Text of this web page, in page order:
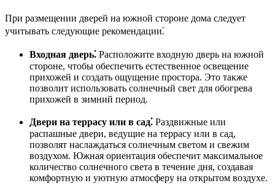
При размещении дверей на южной стороне дома следует
учитывать следующие рекомендации⁚
Входная дверь⁚ Расположите входную дверь на южной
стороне, чтобы обеспечить естественное освещение
прихожей и создать ощущение простора. Это также
позволит использовать солнечный свет для обогрева
прихожей в зимний период.
Двери на террасу или в сад⁚ Раздвижные или
распашные двери, ведущие на террасу или в сад,
позволят наслаждаться солнечным светом и свежим
воздухом. Южная ориентация обеспечит максимальное
количество солнечного света в течение дня, создавая
комфортную и уютную атмосферу на открытом воздухе.